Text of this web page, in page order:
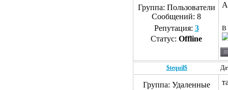
Группа: Пользователи
Сообщений: 8
Репутация: 3
Статус: Offline
А
В
$tequil$
Группа: Удаленные